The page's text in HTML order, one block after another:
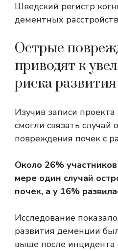
Шведский регистр
дементных
Острые
приводят к
риска
Изучив записи проекта
смогли связать случай
повреждения почек с
Около 26%
мере один случай
почек, а у 16%
Исследование
развития деменции
выше после инцидента